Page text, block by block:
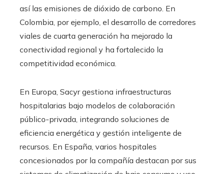
así las emisiones de dióxido de carbono. En
Colombia, por ejemplo, el desarrollo de corredores
viales de cuarta generación ha mejorado la
conectividad regional y ha fortalecido la
competitividad económica.
En Europa, Sacyr gestiona infraestructuras
hospitalarias bajo modelos de colaboración
público-privada, integrando soluciones de
eficiencia energética y gestión inteligente de
recursos. En España, varios hospitales
concesionados por la compañía destacan por sus